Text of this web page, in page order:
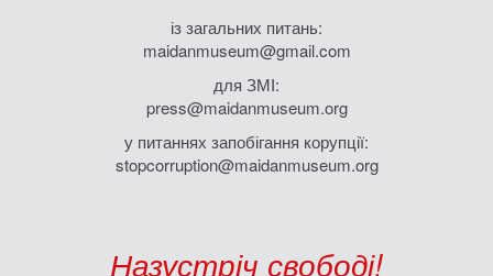
із загальних питань:
maidanmuseum@gmail.com
для ЗМІ:
press@maidanmuseum.org
у питаннях запобігання корупції:
stopcorruption@maidanmuseum.org
Назустріч свободі!